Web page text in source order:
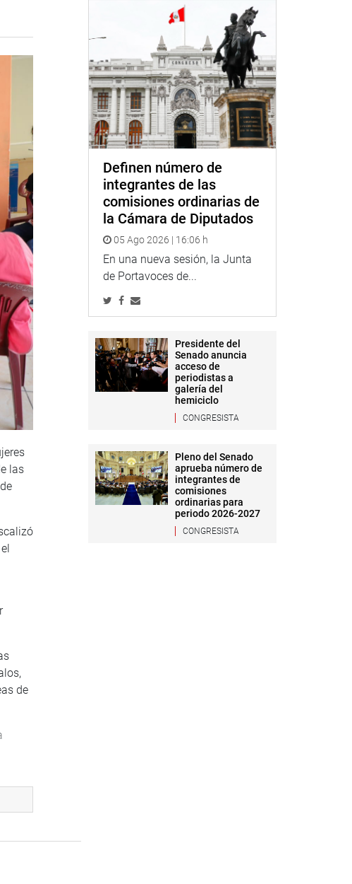
las
de
para
Definen número de
integrantes de las
comisiones ordinarias de
la Cámara de Diputados
05 Ago 2026 | 16:06 h
En una nueva sesión, la Junta
de Portavoces de...
Presidente del
Senado anuncia
acceso de
periodistas a
galería del
hemiciclo
CONGRESISTA
Pleno del Senado
aprueba número de
integrantes de
comisiones
ordinarias para
periodo 2026-2027
CONGRESISTA